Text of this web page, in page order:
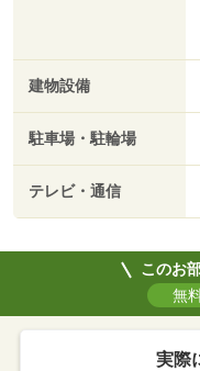
建物設備
駐車場・駐輪場
テレビ・通信
このお
無
実際